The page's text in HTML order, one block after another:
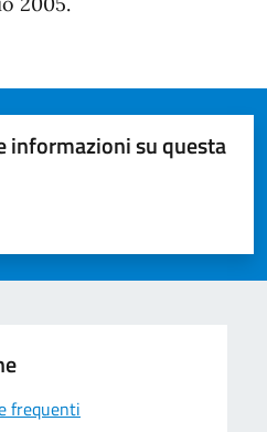
informazioni su questa
su 5
5
frequenti